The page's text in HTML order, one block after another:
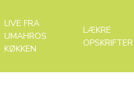
LIVE FRA
UMAHROS
KØKKEN
LÆKRE
OPSKRIFTER